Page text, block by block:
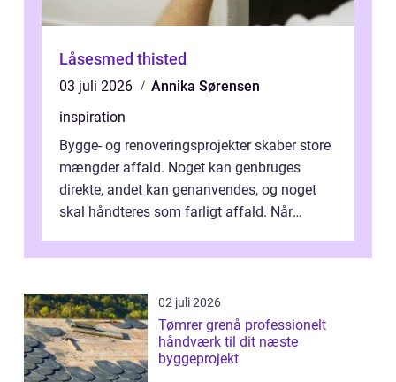
Låsesmed thisted
03 juli 2026
Annika Sørensen
inspiration
Bygge- og renoveringsprojekter skaber store
mængder affald. Noget kan genbruges
direkte, andet kan genanvendes, og noget
skal håndteres som farligt affald. Når
02 juli 2026
Tømrer grenå professionelt
håndværk til dit næste
byggeprojekt